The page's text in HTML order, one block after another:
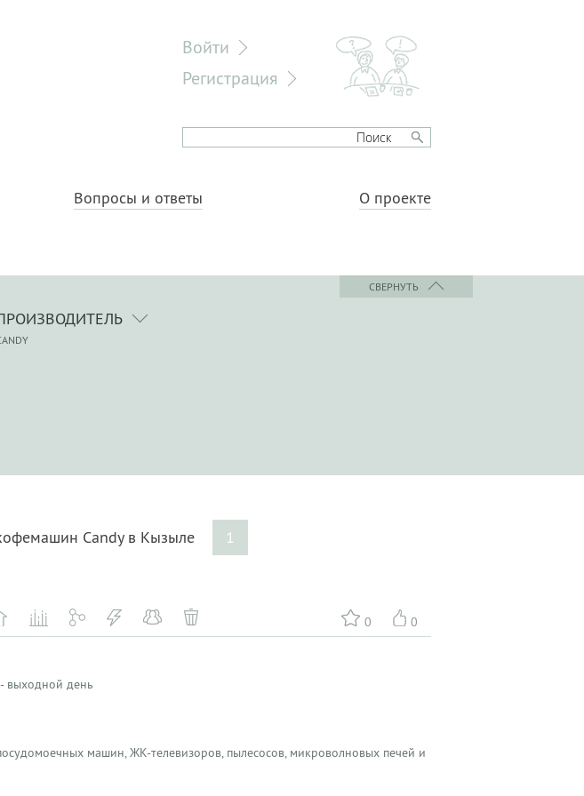
Войти
Регистрация
Вопросы и ответы О проекте
СВЕРНУТЬ
Candy в Кызыле 1
0 0
выходной день
машин, ЖК-телевизоров, пылесосов, микроволновых печей и